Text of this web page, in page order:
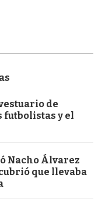
de
futbolistas y el
Nacho Álvarez
que llevaba